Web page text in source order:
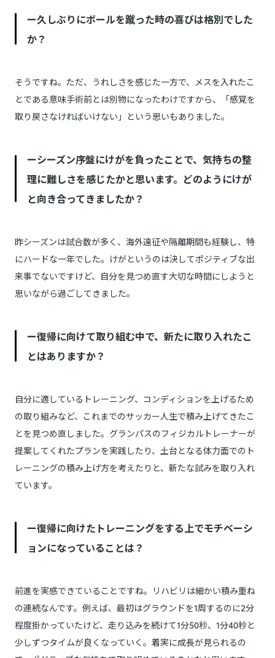
ー久しぶりにボールを蹴った時の喜びは格別でした
か？
そうですね。ただ、うれしさを感じた一方で、メスを入れたこ
とである意味手術前とは別物になったわけですから、「感覚を
取り戻さなければいけない」という思いもありました。
ーシーズン序盤にけがを負ったことで、気持ちの整
理に難しさを感じたかと思います。どのようにけが
と向き合ってきましたか？
昨シーズンは試合数が多く、海外遠征や隔離期間も経験し、特
にハードな一年でした。けがというのは決してポジティブな出
来事でないですけど、自分を見つめ直す大切な時間にしようと
思いながら過ごしてきました。
ー復帰に向けて取り組む中で、新たに取り入れたこ
とはありますか？
自分に適しているトレーニング、コンディションを上げるため
の取り組みなど、これまでのサッカー人生で積み上げてきたこ
とを見つめ直しました。グランパスのフィジカルトレーナーが
提案してくれたプランを実践したり、土台となる体力面でのト
レーニングの積み上げ方を考えたりと、新たな試みを取り入れ
ています。
ー復帰に向けたトレーニングをする上でモチベーシ
ョンになっていることは？
前進を実感できていることですね。リハビリは細かい積み重ね
の連続なんです。例えば、最初はグラウンドを1周するのに2分
程度掛かっていたけど、走り込みを続けて1分50秒、1分40秒と
少しずつタイムが良くなっていく。着実に成長が見られるの